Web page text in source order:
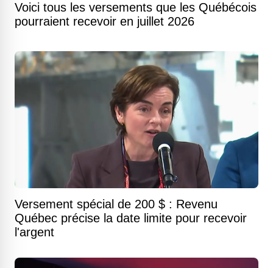
Voici tous les versements que les Québécois
pourraient recevoir en juillet 2026
Versement spécial de 200 $ : Revenu
Québec précise la date limite pour recevoir
l'argent